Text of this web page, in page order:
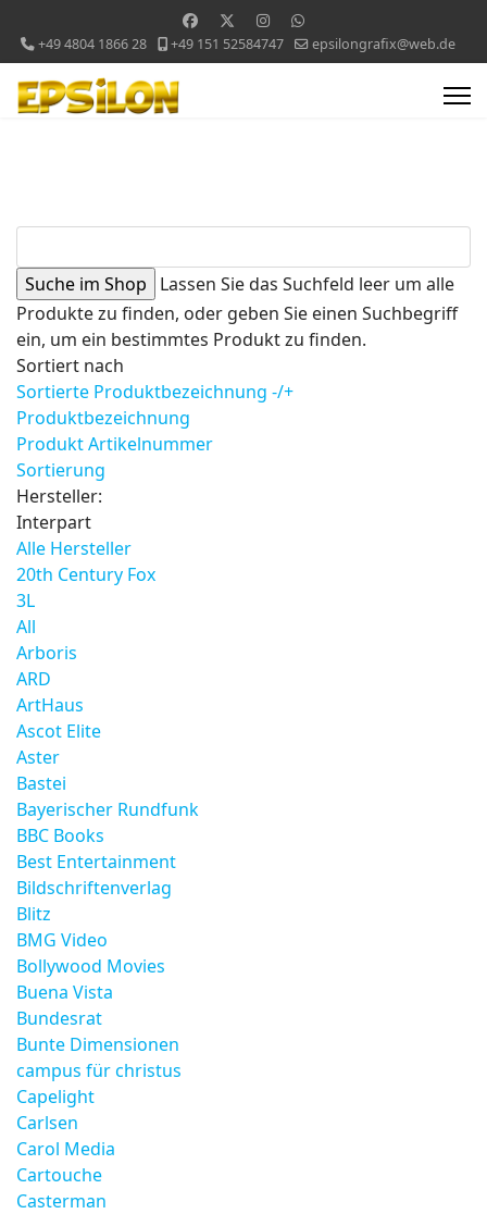
+49 4804 1866 28 +49 151 52584747 epsilongrafix@web.de
Lassen Sie das Suchfeld leer um alle
Produkte zu finden, oder geben Sie einen Suchbegriff
ein, um ein bestimmtes Produkt zu finden.
Sortiert nach
Sortierte Produktbezeichnung -/+
Produktbezeichnung
Produkt Artikelnummer
Sortierung
Hersteller:
Interpart
Alle Hersteller
20th Century Fox
3L
All
Arboris
ARD
ArtHaus
Ascot Elite
Aster
Bastei
Bayerischer Rundfunk
BBC Books
Best Entertainment
Bildschriftenverlag
Blitz
BMG Video
Bollywood Movies
Buena Vista
Bundesrat
Bunte Dimensionen
campus für christus
Capelight
Carlsen
Carol Media
Cartouche
Casterman